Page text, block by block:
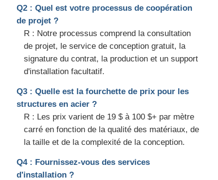
Q2 : Quel est votre processus de coopération
de projet ?
R : Notre processus comprend la consultation
de projet, le service de conception gratuit, la
signature du contrat, la production et un support
d'installation facultatif.
Q3 : Quelle est la fourchette de prix pour les
structures en acier ?
R : Les prix varient de 19 $ à 100 $+ par mètre
carré en fonction de la qualité des matériaux, de
la taille et de la complexité de la conception.
Q4 : Fournissez-vous des services
d'installation ?